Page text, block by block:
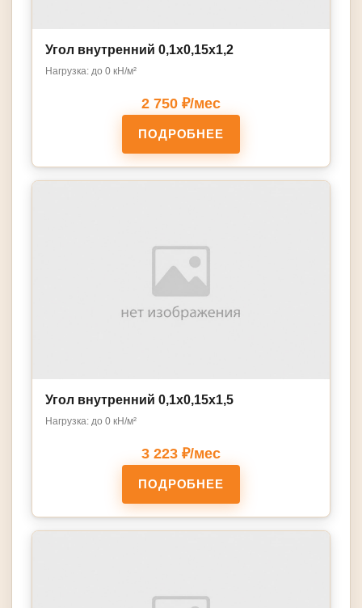
Угол внутренний 0,1х0,15х1,2
Нагрузка: до 0 кН/м²
2 750 ₽/мес
ПОДРОБНЕЕ
Угол внутренний 0,1х0,15х1,5
Нагрузка: до 0 кН/м²
3 223 ₽/мес
ПОДРОБНЕЕ